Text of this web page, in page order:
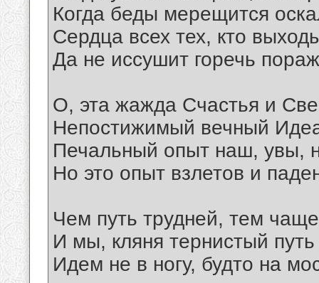
Когда беды мерещится
Сердца всех тех, кто
Да не иссушит горечь
О, эта жажда Счастья и
Непостижимый вечный
Печальный опыт наш, увы,
Но это опыт взлетов и
Чем путь трудней, тем
И мы, кляня тернистый путь
Идем не в ногу, будто на